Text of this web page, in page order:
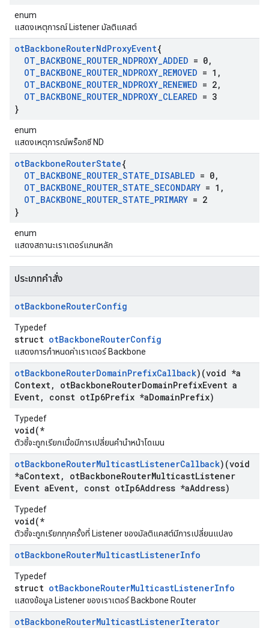
enum
แสดงเหตุการณ์ Listener มัลติแคสต์
otBackboneRouterNdProxyEvent{
OT_BACKBONE_ROUTER_NDPROXY_ADDED = 0,
OT_BACKBONE_ROUTER_NDPROXY_REMOVED = 1 ,
OT_BACKBONE_ROUTER_NDPROXY_RENEWED = 2,
OT_BACKBONE_ROUTER_NDPROXY_CLEARED = 3
}
enum
แสดงเหตุการณ์พร็อกซี ND
otBackboneRouterState{
OT_BACKBONE_ROUTER_STATE_DISABLED = 0,
OT_BACKBONE_ROUTER_STATE_SECONDARY = 1 ,
OT_BACKBONE_ROUTER_STATE_PRIMARY = 2
}
enum
แสดงสถานะเราเตอร์แกนหลัก
ประเภทคําสั่ง
otBackboneRouterConfig
Typedef
struct otBackboneRouterConfig
แสดงการกําหนดค่าเราเตอร์ Backbone
otBackboneRouterDomainPrefixCallback)(void *a
Context, otBackboneRouterDomainPrefixEvent a
Event, const otIp6Prefix *aDomainPrefix)
Typedef
void(*
ตัวชี้จะถูกเรียกเมื่อมีการเปลี่ยนคํานําหน้าโดเมน
otBackboneRouterMulticastListenerCallback)(void
*aContext, otBackboneRouterMulticastListener
Event aEvent, const otIp6Address *aAddress)
Typedef
void(*
ตัวชี้จะถูกเรียกทุกครั้งที่ Listener ของมัลติแคสต์มีการเปลี่ยนแปลง
otBackboneRouterMulticastListenerInfo
Typedef
struct otBackboneRouterMulticastListenerInfo
แสดงข้อมูล Listener ของเราเตอร์ Backbone Router
otBackboneRouterMulticastListenerIterator